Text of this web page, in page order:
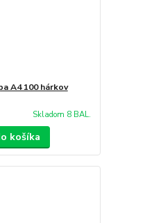
A4 100 hárkov
Skladom 8 BAL.
košíka